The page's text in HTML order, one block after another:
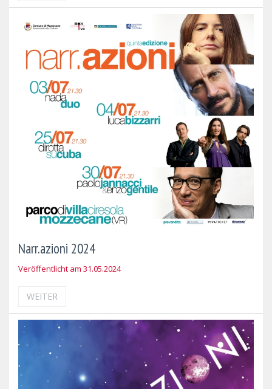
Narr.azioni 2024
Veröffentlicht am 31.05.2024
WEITER